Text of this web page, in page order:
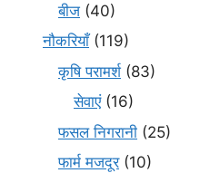
बीज (40)
नौकरियाँ(119)
कृषि परामर्श(83)
सेवाएं(16)
फसल निगरानी (25)
फार्म मजदूर(10)